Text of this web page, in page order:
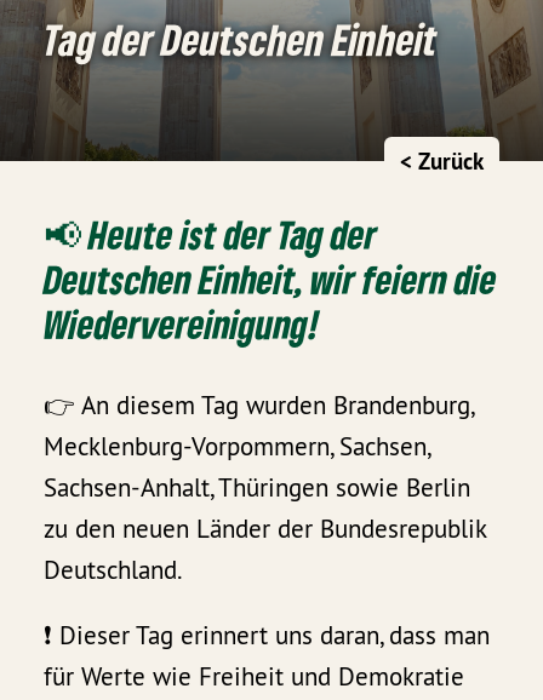
Tag der Deutschen Einheit
< Zurück
📢 Heute ist der Tag der
Deutschen Einheit, wir feiern die
Wiedervereinigung!
👉 An diesem Tag wurden Brandenburg,
Mecklenburg-Vorpommern, Sachsen,
Sachsen-Anhalt, Thüringen sowie Berlin
zu den neuen Länder der Bundesrepublik
Deutschland.
❗️ Dieser Tag erinnert uns daran, dass man
für Werte wie Freiheit und Demokratie